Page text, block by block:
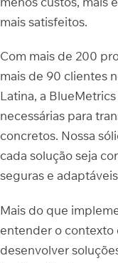
mais satisfeitos.
Com mais de 200
mais de 90 clientes
Latina, a
necessárias para
concretos. Nossa
cada solução seja
seguras e
Mais do que
entender o contexto
desenvolver